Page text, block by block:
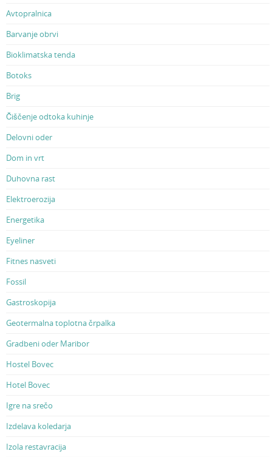
Avtopralnica
Barvanje obrvi
Bioklimatska tenda
Botoks
Brig
Čiščenje odtoka kuhinje
Delovni oder
Dom in vrt
Duhovna rast
Elektroerozija
Energetika
Eyeliner
Fitnes nasveti
Fossil
Gastroskopija
Geotermalna toplotna črpalka
Gradbeni oder Maribor
Hostel Bovec
Hotel Bovec
Igre na srečo
Izdelava koledarja
Izola restavracija